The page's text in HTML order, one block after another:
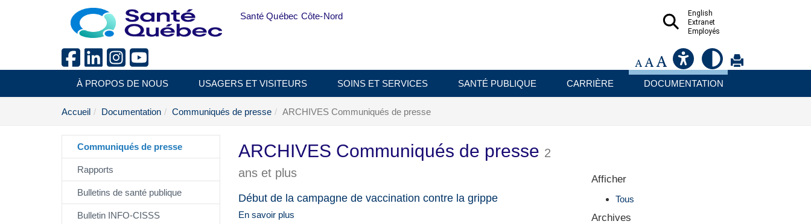
Aller au menu principal
English
Extranet
Employés
Santé Québec Côte-Nord
À PROPOS DE NOUS USAGERS ET VISITEURS SOINS ET SERVICES SANTÉ PUBLIQUE CARRIÈRE DOCUMENTATION
Accueil Documentation Communiqués de presse ARCHIVES Communiqués de presse
Communiqués de presse
Rapports
Bulletins de santé publique
Bulletin INFO-CISSS
ARCHIVES Communiqués de presse 2
ans et plus
Début de la campagne de vaccination contre la grippe
En savoir plus
Afficher
Tous
Archives